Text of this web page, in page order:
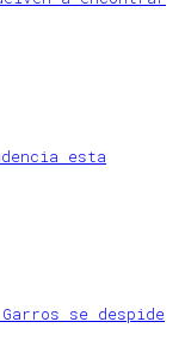
esta
se despide